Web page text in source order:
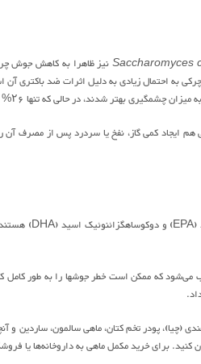
Saccharomyces
ایجاد کمی گاز، نفخ یا سردرد پس از مصرف آن